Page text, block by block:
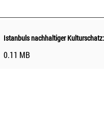
0.11 MB